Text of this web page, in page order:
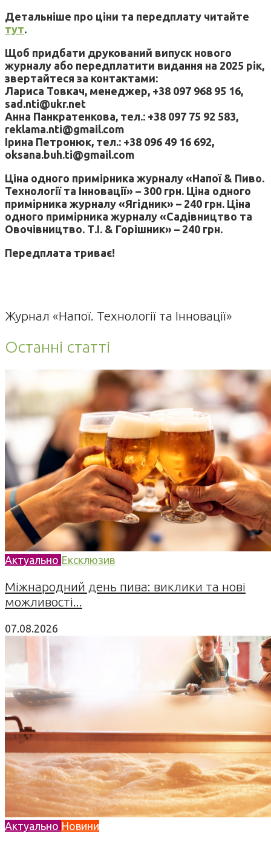
Детальніше про ціни та передплату читайте
тут.
Щоб придбати друкований випуск нового
журналу або передплатити видання на 2025 рік,
звертайтеся за контактами:
Лариса Товкач, менеджер, +38 097 968 95 16,
sad.nti@ukr.net
Анна Панкратенкова, тел.: +38 097 75 92 583,
reklama.nti@gmail.com
Ірина Петронюк, тел.: +38 096 49 16 692,
oksana.buh.ti@gmail.com
Ціна одного примірника журналу «Напої & Пиво.
Технології та Інновації» – 300 грн. Ціна одного
примірника журналу «Ягідник» – 240 грн. Ціна
одного примірника журналу «Садівництво та
Овочівництво. Т.І. & Горішник» – 240 грн.
Передплата триває!
Журнал «Напої. Технології та Інновації»
Останні статті
Актуально Ексклюзив
Міжнародний день пива: виклики та нові
можливості...
07.08.2026
Актуально Новини